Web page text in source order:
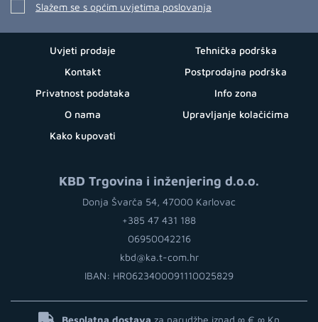
Slažem se s općim uvjetima poslovanja
Uvjeti prodaje
Kontakt
Privatnost podataka
O nama
Kako kupovati
Tehnička podrška
Postprodajna podrška
Info zona
Upravljanje kolačićima
KBD Trgovina i inženjering d.o.o.
Donja Švarča 54, 47000 Karlovac
+385 47 431 188
06950042216
kbd@ka.t-com.hr
IBAN: HR0623400091110025829
Besplatna dostava za narudžbe iznad ∞ € ∞ Kn